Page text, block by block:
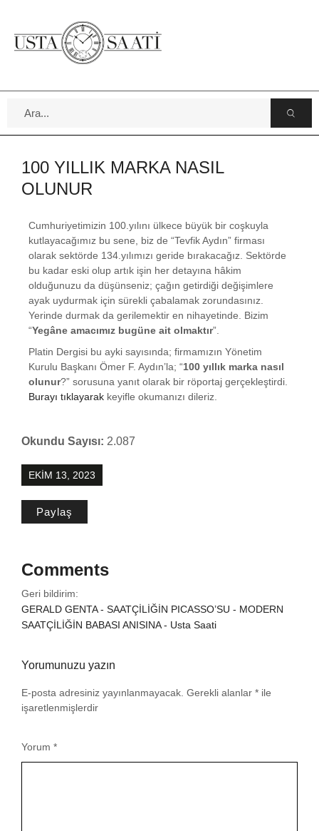
100 YILLIK MARKA NASIL
OLUNUR
Cumhuriyetimizin 100.yılını ülkece büyük bir coşkuyla
kutlayacağımız bu sene, biz de “Tevfik Aydın” firması
olarak sektörde 134.yılımızı geride bırakacağız. Sektörde
bu kadar eski olup artık işin her detayına hâkim
olduğunuzu da düşünseniz; çağın getirdiği değişimlere
ayak uydurmak için sürekli çabalamak zorundasınız.
Yerinde durmak da gerilemektir en nihayetinde. Bizim
“Yegâne amacımız bugüne ait olmaktır”.
Platin Dergisi bu ayki sayısında; firmamızın Yönetim
Kurulu Başkanı Ömer F. Aydın’la; “100 yıllık marka nasıl
olunur?” sorusuna yanıt olarak bir röportaj gerçekleştirdi.
Burayı tıklayarak keyifle okumanızı dileriz.
Okundu Sayısı: 2.087
EKIM 13, 2023
Paylaş
Comments
Geri bildirim:
GERALD GENTA - SAATÇİLİĞİN PICASSO’SU - MODERN
SAATÇİLİĞİN BABASI ANISINA - Usta Saati
Yorumunuzu yazın
E-posta adresiniz yayınlanmayacak. Gerekli alanlar * ile
işaretlenmişlerdir
Yorum *